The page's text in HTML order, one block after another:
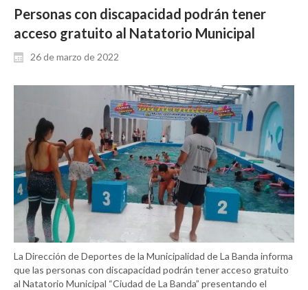
Personas con discapacidad podrán tener
acceso gratuito al Natatorio Municipal
26 de marzo de 2022
La Dirección de Deportes de la Municipalidad de La Banda informa
que las personas con discapacidad podrán tener acceso gratuito
al Natatorio Municipal “Ciudad de La Banda” presentando el